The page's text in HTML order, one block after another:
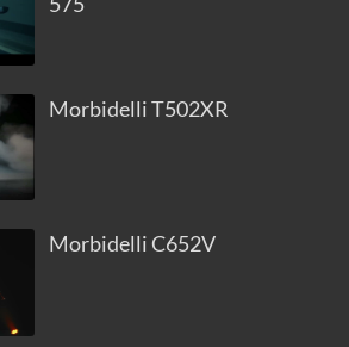
Morbidelli T502XR
Morbidelli C652V